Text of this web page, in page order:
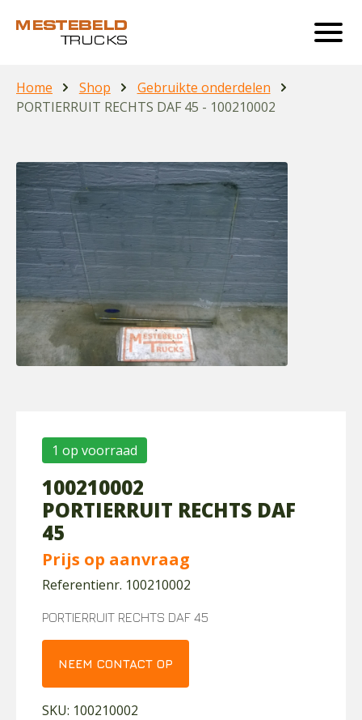
Home Shop
Gebruikte onderdelen
PORTIERRUIT RECHTS DAF 45 - 100210002
1 op voorraad
100210002
PORTIERRUIT RECHTS DAF
45
Prijs op aanvraag
Referentienr. 100210002
PORTIERRUIT RECHTS DAF 45
NEEM CONTACT OP
SKU: 100210002